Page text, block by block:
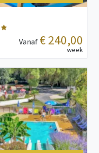
Vanaf € 240,00
week